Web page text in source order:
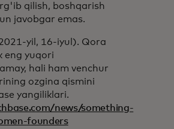
qilish, boshqarish
javobgar emas.
yil, 16-iyul). Qora
eng yuqori
hali ham venchur
ozgina qismini
yangiliklari.
news/something-
foundersopens in a new tab